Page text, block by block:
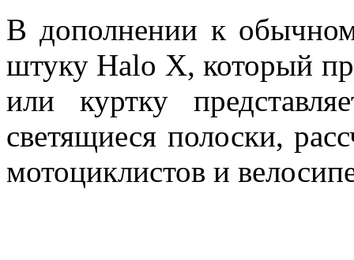
В дополнении к
штуку Halo X, который
или куртку
светящиеся полоски,
мотоциклистов и